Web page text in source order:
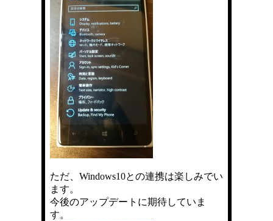
ただ、Windows10との連携は楽しみでい
ます。
今後のアップデートに期待していま
す。